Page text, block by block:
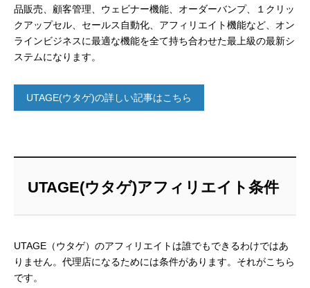
品販売、顧客管理、ウェビナー機能、オーダーバンプ、１クリッ
クアップセル、セールス自動化、アフィリエイト機能など、オン
ラインビジネスに最適な機能を全て持ち合わせた最上級の最新シ
ステムになります。
UTAGE(ウタゲ)の詳しい記事はこちら
UTAGE(ウタゲ)アフィリエイト条件
UTAGE（ウタゲ）のアフィリエイトは誰でもできるわけではあ
りません。代理店になるためには条件があります。それがこちら
です。